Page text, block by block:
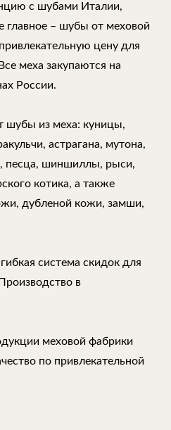
с шубами Италии,
главное – шубы от меховой
цену для
меха закупаются на
России.
шубы из меха: куницы,
астрагана, мутона,
песца, шиншиллы, рыси,
котика, а также
дубленой кожи, замши,
система скидок для
в
меховой фабрики
по привлекательной